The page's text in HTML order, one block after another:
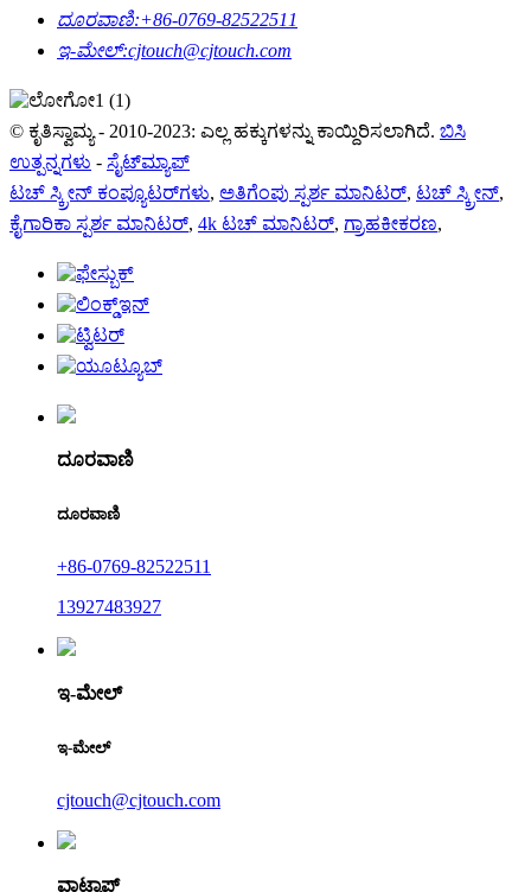
ದೂರವಾಣಿ:+86-0769-82522511
ಇ-ಮೇಲ್:cjtouch@cjtouch.com
© ಕೃತಿಸ್ವಾಮ್ಯ - 2010-2023: ಎಲ್ಲ ಹಕ್ಕುಗಳನ್ನು ಕಾಯ್ದಿರಿಸಲಾಗಿದೆ. ಬಿಸಿ
ಉತ್ಪನ್ನಗಳು - ಸೈಟ್‌ಮ್ಯಾಪ್
ಟಚ್ ಸ್ಕ್ರೀನ್ ಕಂಪ್ಯೂಟರ್‌ಗಳು, ಅತಿಗೆಂಪು ಸ್ಪರ್ಶ ಮಾನಿಟರ್, ಟಚ್ ಸ್ಕ್ರೀನ್,
ಕೈಗಾರಿಕಾ ಸ್ಪರ್ಶ ಮಾನಿಟರ್, 4k ಟಚ್ ಮಾನಿಟರ್, ಗ್ರಾಹಕೀಕರಣ,
ದೂರವಾಣಿ
ದೂರವಾಣಿ
+86-0769-82522511
13927483927
ಇ-ಮೇಲ್
ಇ-ಮೇಲ್
cjtouch@cjtouch.com
ವಾಟ್ಸಾಪ್